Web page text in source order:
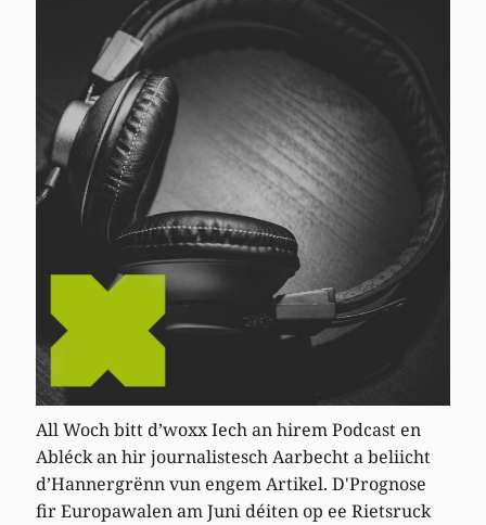
All Woch bitt d’woxx Iech an hirem Podcast en
Abléck an hir journalistesch Aarbecht a beliicht
d’Hannergrënn vun engem Artikel. D'Prognose
fir Europawalen am Juni déiten op ee Rietsruck